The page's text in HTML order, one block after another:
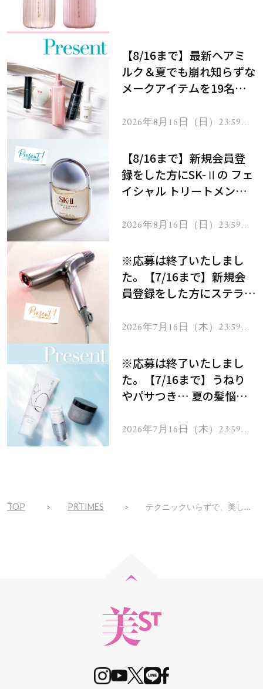
【8/16まで】最新ヘアミ
ルク＆夏でも崩れ知らずな
メークアイテムを19名様
2026年8月16日（日）23:59ま
【8/16まで】新規会員登
録をした方にSK-Ⅱの フェ
イシャル トリートメント
2026年8月16日（日）23:59ま
※応募は終了いたしまし
た。【7/16まで】新規会
員登録をした方にステラボ
ヘアドライヤー ジュエル
2026年7月16日（木）23:59ま
※応募は終了いたしまし
た。【7/16まで】うねり
やパサつき… 夏の髪悩み
ムを13名様にプレゼン
2026年7月16日（木）23:59ま
TOP PRTIMES テクニックいらずで、美しく簡単メイクUP「コラリッチ アイシャドウ」11月１日数量限定発売 ！ ～なめらかな密着とスキンケア効果で年齢を感じさせない美しい目もとへ ～